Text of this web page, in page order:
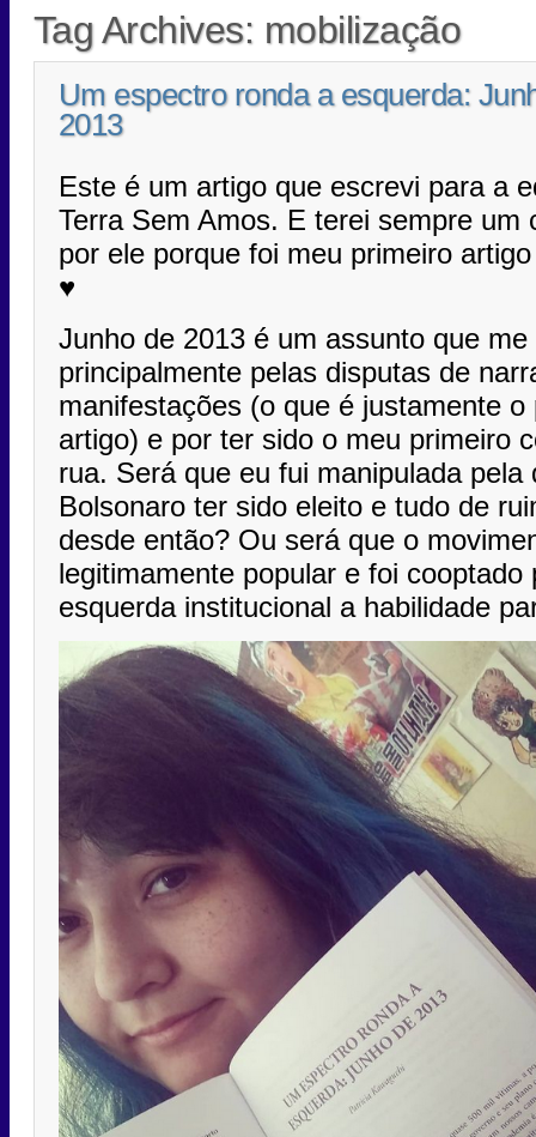
Tag Archives: mobilização
Um espectro ronda a esquerda:
2013
Este é um artigo que escrevi para a
Terra Sem Amos. E terei sempre um
por ele porque foi meu primeiro
♥
Junho de 2013 é um assunto que
principalmente pelas disputas de
manifestações (o que é justamente
artigo) e por ter sido o meu primeiro
rua. Será que eu fui manipulada
Bolsonaro ter sido eleito e tudo de
desde então? Ou será que o
legitimamente popular e foi cooptado
esquerda institucional a habilidade